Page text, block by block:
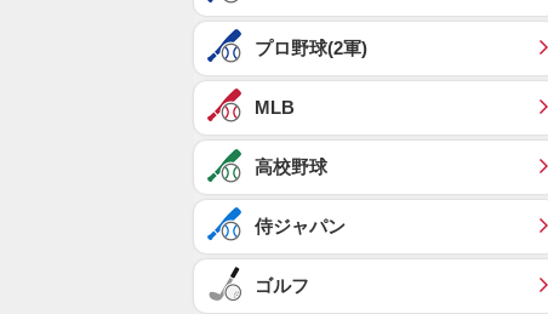
プロ野球(2軍)
MLB
高校野球
侍ジャパン
ゴルフ